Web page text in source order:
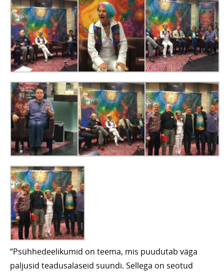
“Psühhedeelikumid on teema, mis puudutab väga
paljusid teadusalaseid suundi. Sellega on seotud